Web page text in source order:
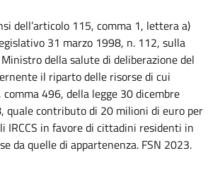
dell’articolo 115, comma 1, lettera a)
31 marzo 1998, n. 112, sulla
della salute di deliberazione del
il riparto delle risorse di cui
comma 496, della legge 30 dicembre
quale contributo di 20 milioni di euro per
IRCCS in favore di cittadini residenti in
da quelle di appartenenza. FSN 2023.